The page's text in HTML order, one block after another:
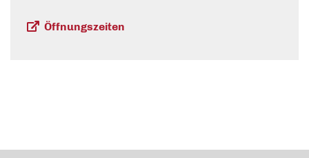
Öffnungszeiten